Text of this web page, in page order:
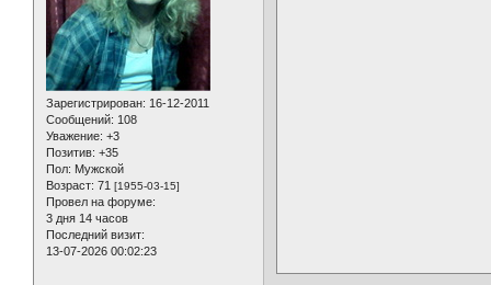
Зарегистрирован: 16-12-2011
Сообщений: 108
Уважение: +3
Позитив: +35
Пол: Мужской
Возраст: 71 [1955-03-15]
Провел на форуме:
3 дня 14 часов
Последний визит:
13-07-2026 00:02:23